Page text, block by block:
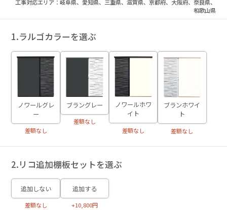
工事対応エリア：岐阜県、愛知県、三重県、滋賀県、京都府、大阪府、奈良県、
和歌山県
1.ラルゴカラーを選ぶ
ノワールグレ
ー
差額なし
ブラングレー
差額なし
ノワールホワ
イト
差額なし
ブランホワイ
ト
差額なし
2.リコ追加棚板セットを選ぶ
追加しない
差額なし
追加する
+10,800円